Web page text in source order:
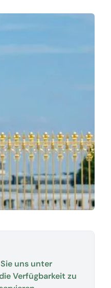
uns unter
Verfügbarkeit zu